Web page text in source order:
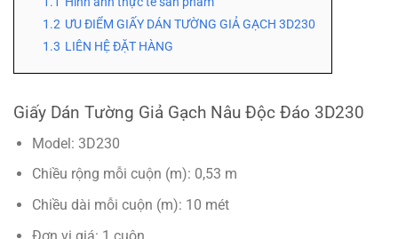
1.2 ƯU ĐIỂM GIẤY DÁN TƯỜNG GIẢ GẠCH 3D230
1.3 LIÊN HỆ ĐẶT HÀNG
Giấy Dán Tường Giả Gạch Nâu Độc Đáo 3D230
Model: 3D230
Chiều rộng mỗi cuộn (m): 0,53 m
Chiều dài mỗi cuộn (m): 10 mét
Đơn vị giá: 1 cuộn